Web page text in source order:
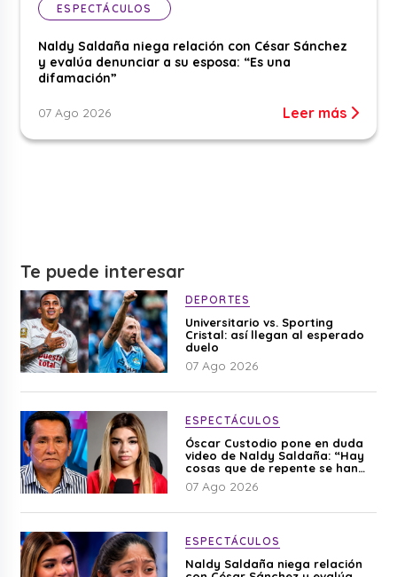
ESPECTÁCULOS
Naldy Saldaña niega relación con César Sánchez
y evalúa denunciar a su esposa: “Es una
difamación”
07 Ago 2026 Leer más
Te puede interesar
DEPORTES
Universitario vs. Sporting
Cristal: así llegan al esperado
duelo
07 Ago 2026
ESPECTÁCULOS
Óscar Custodio pone en duda
video de Naldy Saldaña: “Hay
cosas que de repente se han
editado”
07 Ago 2026
ESPECTÁCULOS
Naldy Saldaña niega relación